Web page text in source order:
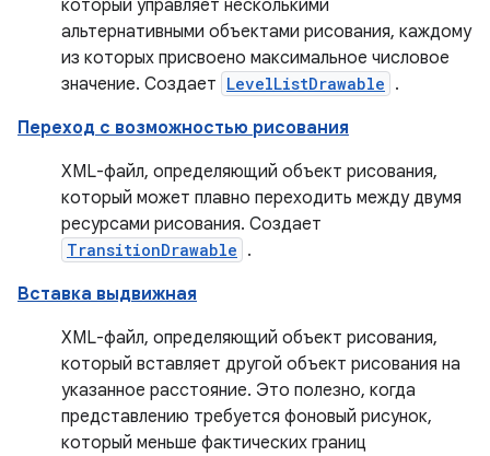
который управляет несколькими
альтернативными объектами рисования, каждому
из которых присвоено максимальное числовое
значение. Создает LevelListDrawable .
Переход с возможностью рисования
XML-файл, определяющий объект рисования,
который может плавно переходить между двумя
ресурсами рисования. Создает
TransitionDrawable .
Вставка выдвижная
XML-файл, определяющий объект рисования,
который вставляет другой объект рисования на
указанное расстояние. Это полезно, когда
представлению требуется фоновый рисунок,
который меньше фактических границ